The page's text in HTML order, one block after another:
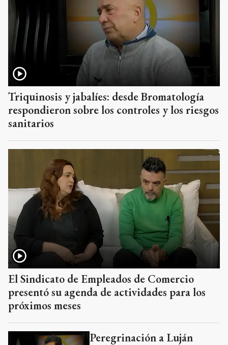
Triquinosis y jabalíes: desde Bromatología
respondieron sobre los controles y los riesgos
sanitarios
El Sindicato de Empleados de Comercio
presentó su agenda de actividades para los
próximos meses
Peregrinación a Luján